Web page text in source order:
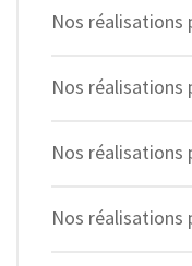
Nos réalisations
Nos réalisations
Nos réalisations
Nos réalisations